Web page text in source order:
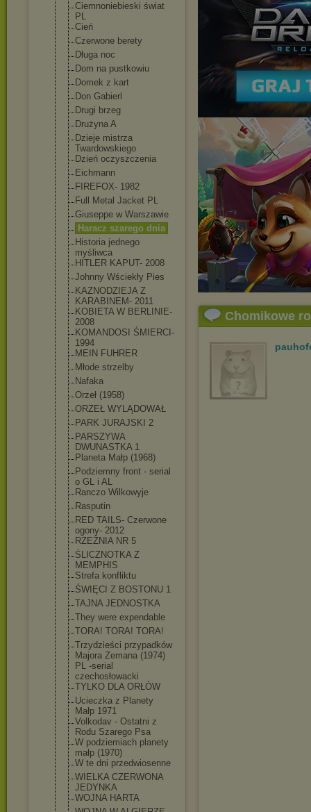
Ciemnoniebieski świat
PL
Cień
Czerwone berety
Długa noc
Dom na pustkowiu
Domek z kart
Don Gabierl
Drugi brzeg
Drużyna A
Dzieje mistrza
Twardowskiego
Dzień oczyszczenia
Eichmann
FIREFOX- 1982
Full Metal Jacket PL
Giuseppe w Warszawie
Haracz szarego dnia
Historia jednego
myśliwca
HITLER KAPUT- 2008
Johnny Wściekły Pies
KAZNODZIEJA Z
KARABINEM- 2011
KOBIETA W BERLINIE-
2008
KOMANDOSI ŚMIERCI-
1994
MEIN FUHRER
Młode strzelby
Nafaka
Orzeł (1958)
ORZEŁ WYLĄDOWAŁ
PARK JURAJSKI 2
PARSZYWA
DWUNASTKA 1
Planeta Małp (1968)
Podziemny front - serial
o GL i AL
Ranczo Wilkowyje
Rasputin
RED TAILS- Czerwone
ogony- 2012
RZEŹNIA NR 5
ŚLICZNOTKA Z
MEMPHIS
Strefa konfliktu
ŚWIĘCI Z BOSTONU 1
TAJNA JEDNOSTKA
They were expendable
TORA! TORA! TORA!
Trzydzieści przypadków
Majora Zemana (1974)
PL -serial
czechosłowacki
TYLKO DLA ORŁÓW
Ucieczka z Planety
Małp 1971
Volkodav - Ostatni z
Rodu Szarego Psa
W podziemiach planety
małp (1970)
W te dni przedwiosenne
WIELKA CZERWONA
JEDYNKA
WOJNA HARTA
Chomikowe